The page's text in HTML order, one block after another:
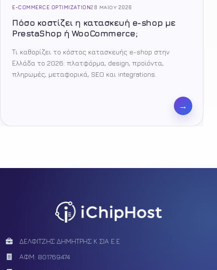
E-COMMERCE OPTIMIZATION28 ΜΑΪ́ΟΥ 2026
Πόσο κοστίζει η κατασκευή e-shop με
PrestaShop ή WooCommerce;
Τι καθορίζει το κόστος κατασκευής e-shop στην
Ελλάδα το 2026: πλατφόρμα, design, προϊόντα,
πληρωμές, μεταφορικά, SEO και integrations.
→
ΔΕΛΦΙΤΖΗΣ ΔΗΜΗΤΡΗΣ Κ ΣΙΑ Ε.Ε
ΑΦΜ: 801769474